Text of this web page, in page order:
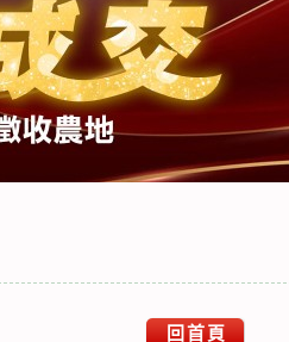
回首頁